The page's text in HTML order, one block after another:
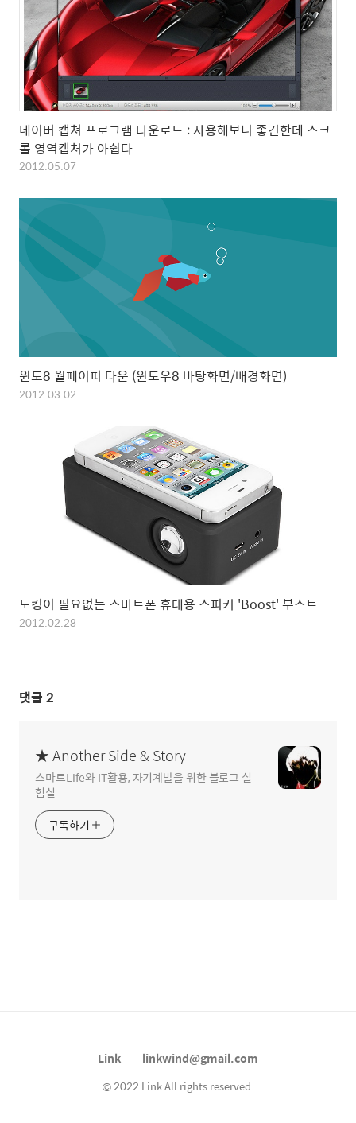
네이버 캡쳐 프로그램 다운로드 : 사용해보니 좋긴한데 스크
롤 영역캡처가 아쉽다
2012.05.07
윈도8 월페이퍼 다운 (윈도우8 바탕화면/배경화면)
2012.03.02
도킹이 필요없는 스마트폰 휴대용 스피커 'Boost' 부스트
2012.02.28
댓글 2
★ Another Side & Story
스마트Life와 IT활용, 자기계발을 위한 블로그 실
험실
구독하기
Link linkwind@gmail.com
© 2022 Link All rights reserved.